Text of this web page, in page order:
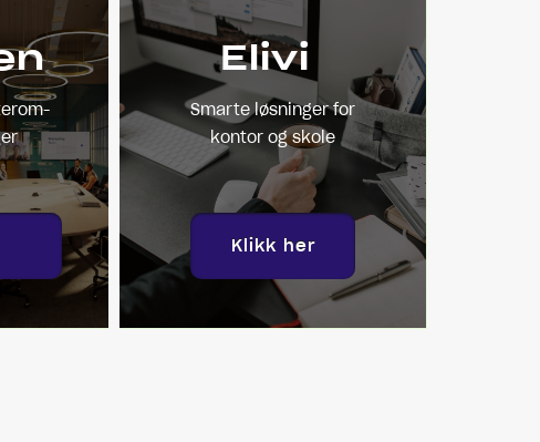
Elivi
Smarte løsninger for
kontor og skole
Klikk her